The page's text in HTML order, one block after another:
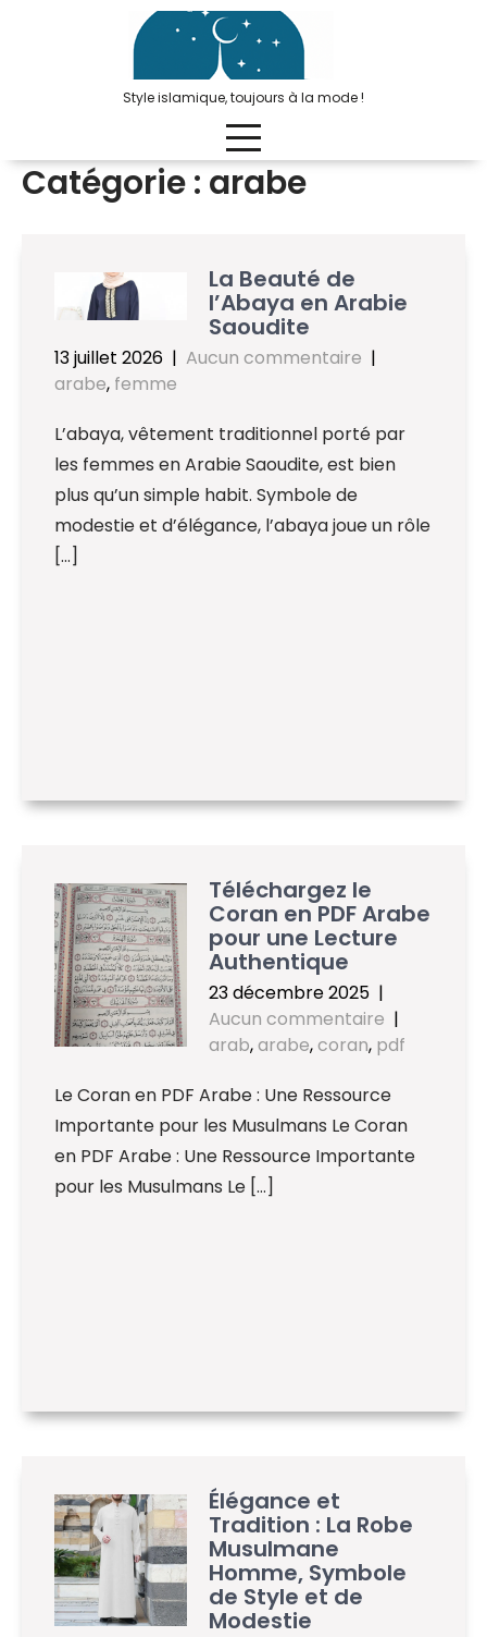
Style islamique, toujours à la mode !
Catégorie : arabe
La Beauté de
l’Abaya en Arabie
Saoudite
13 juillet 2026 | Aucun commentaire |
arabe, femme
L’abaya, vêtement traditionnel porté par
les femmes en Arabie Saoudite, est bien
plus qu’un simple habit. Symbole de
modestie et d’élégance, l’abaya joue un rôle
[…]
Téléchargez le
Coran en PDF Arabe
pour une Lecture
Authentique
23 décembre 2025 |
Aucun commentaire |
arab,arabe,coran, pdf
Le Coran en PDF Arabe : Une Ressource
Importante pour les Musulmans Le Coran
en PDF Arabe : Une Ressource Importante
pour les Musulmans Le […]
Élégance et
Tradition : La Robe
Musulmane
Homme, Symbole
de Style et de
Modestie